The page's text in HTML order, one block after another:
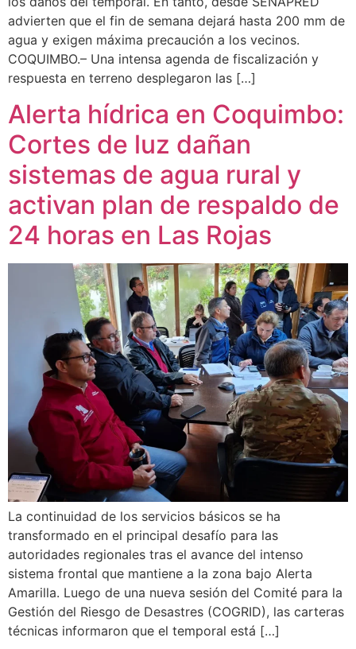
advierten que el fin de semana dejará hasta 200 mm de
agua y exigen máxima precaución a los vecinos.
COQUIMBO.– Una intensa agenda de fiscalización y
respuesta en terreno desplegaron las […]
Alerta hídrica en Coquimbo:
Cortes de luz dañan
sistemas de agua rural y
activan plan de respaldo de
24 horas en Las Rojas
La continuidad de los servicios básicos se ha
transformado en el principal desafío para las
autoridades regionales tras el avance del intenso
sistema frontal que mantiene a la zona bajo Alerta
Amarilla. Luego de una nueva sesión del Comité para la
Gestión del Riesgo de Desastres (COGRID), las carteras
técnicas informaron que el temporal está […]